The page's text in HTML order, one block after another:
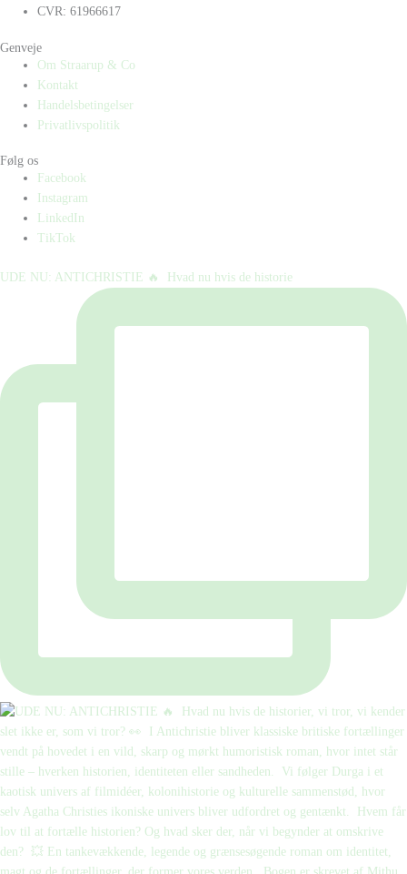
CVR: 61966617
Genveje
Om Straarup & Co
Kontakt
Handelsbetingelser
Privatlivspolitik
Følg os
Facebook
Instagram
LinkedIn
TikTok
UDE NU: ANTICHRISTIE 🔥⁠ ⁠ Hvad nu hvis de historie